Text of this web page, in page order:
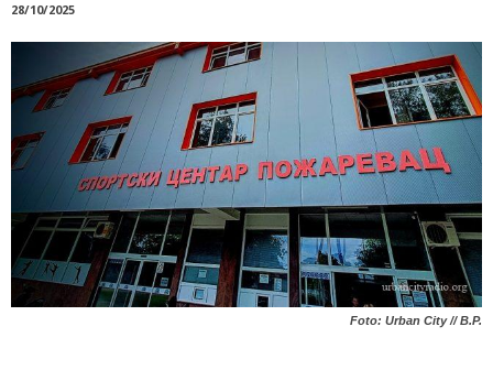
28/10/2025
Foto: Urban City // B.P.